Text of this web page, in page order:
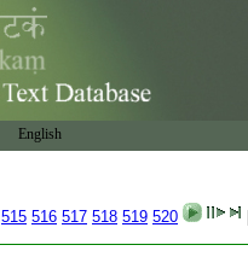
English
515 516 517 518 519 520